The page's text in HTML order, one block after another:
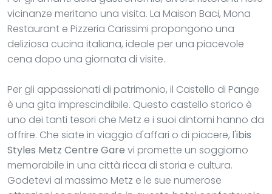
vicinanze meritano una visita. La Maison Baci, Mona
Restaurant e Pizzeria Carissimi propongono una
deliziosa cucina italiana, ideale per una piacevole
cena dopo una giornata di visite.
Per gli appassionati di patrimonio, il Castello di Pange
è una gita imprescindibile. Questo castello storico è
uno dei tanti tesori che Metz e i suoi dintorni hanno da
offrire. Che siate in viaggio d'affari o di piacere, l'ibis
Styles Metz Centre Gare vi promette un soggiorno
memorabile in una città ricca di storia e cultura.
Godetevi al massimo Metz e le sue numerose